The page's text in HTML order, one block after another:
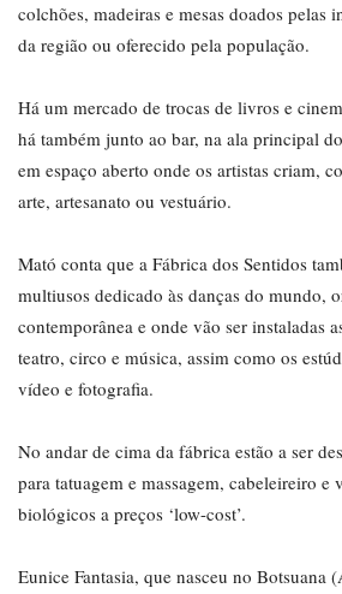
colchões, madeiras e mesas doados pelas
da região ou oferecido pela população.
Há um mercado de trocas de livros e
há também junto ao bar, na ala principal
em espaço aberto onde os artistas criam,
arte, artesanato ou vestuário.
Mató conta que a Fábrica dos Sentidos
multiusos dedicado às danças do mundo,
contemporânea e onde vão ser instaladas
teatro, circo e música, assim como os
vídeo e fotografia.
No andar de cima da fábrica estão a ser
para tatuagem e massagem, cabeleireiro e
biológicos a preços ‘low-cost’.
Eunice Fantasia, que nasceu no Botsuana